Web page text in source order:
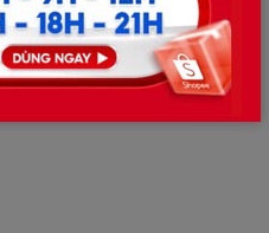
“Thiên Kim – ái